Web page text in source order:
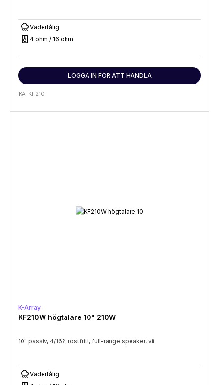
rainyVädertålig
speaker 4 ohm / 16 ohm
LOGGA IN FÖR ATT HANDLA
KA-KF210
K-Array
KF210W högtalare 10" 210W
10" passiv, 4/16?, rostfritt, full-range speaker, vit
rainyVädertålig